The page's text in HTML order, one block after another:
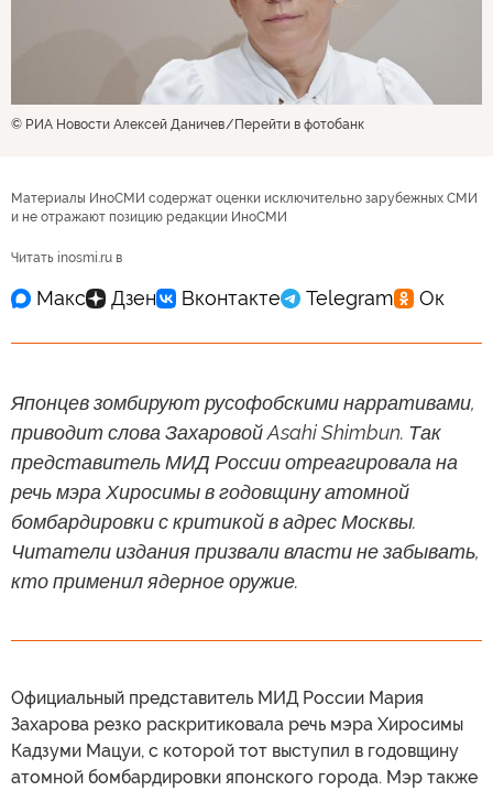
© РИА Новости Алексей Даничев Перейти в фотобанк
Материалы ИноСМИ содержат оценки исключительно зарубежных СМИ
и не отражают позицию редакции ИноСМИ
Читать inosmi.ru в
Японцев зомбируют русофобскими нарративами,
приводит слова Захаровой Asahi Shimbun. Так
представитель МИД России отреагировала на
речь мэра Хиросимы в годовщину атомной
бомбардировки с критикой в адрес Москвы.
Читатели издания призвали власти не забывать,
кто применил ядерное оружие.
Официальный представитель МИД России Мария
Захарова резко раскритиковала речь мэра Хиросимы
Кадзуми Мацуи, с которой тот выступил в годовщину
атомной бомбардировки японского города. Мэр также